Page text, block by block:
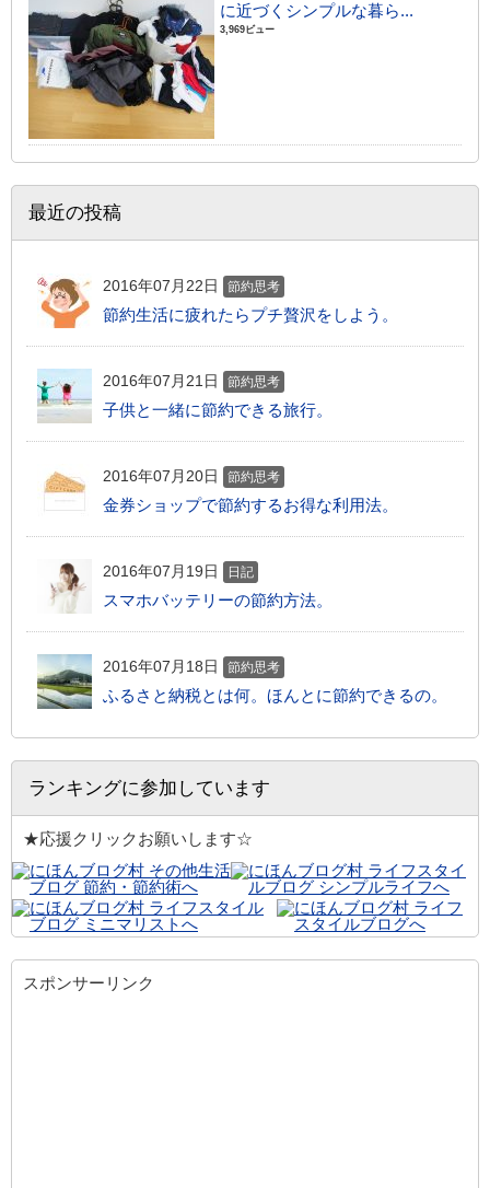
に近づくシンプルな暮ら...
3,969ビュー
最近の投稿
2016年07月22日 節約思考
節約生活に疲れたらプチ贅沢をしよう。
2016年07月21日 節約思考
子供と一緒に節約できる旅行。
2016年07月20日 節約思考
金券ショップで節約するお得な利用法。
2016年07月19日 日記
スマホバッテリーの節約方法。
2016年07月18日 節約思考
ふるさと納税とは何。ほんとに節約できるの。
ランキングに参加しています
★応援クリックお願いします☆
スポンサーリンク